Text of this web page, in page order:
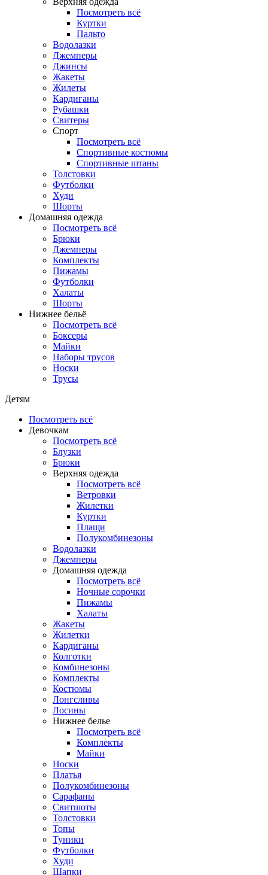
Посмотреть всё
Куртки
Пальто
Водолазки
Джемперы
Джинсы
Жакеты
Жилеты
Кардиганы
Рубашки
Свитеры
Спорт
Посмотреть всё
Спортивные костюмы
Спортивные штаны
Толстовки
Футболки
Худи
Шорты
Домашняя одежда
Посмотреть всё
Брюки
Джемперы
Комплекты
Пижамы
Футболки
Халаты
Шорты
Нижнее бельё
Посмотреть всё
Боксеры
Майки
Наборы трусов
Носки
Трусы
Детям
Посмотреть всё
Девочкам
Посмотреть всё
Блузки
Брюки
Верхняя одежда
Посмотреть всё
Ветровки
Жилетки
Куртки
Плащи
Полукомбинезоны
Водолазки
Джемперы
Домашняя одежда
Посмотреть всё
Ночные сорочки
Пижамы
Халаты
Жакеты
Жилетки
Кардиганы
Колготки
Комбинезоны
Комплекты
Костюмы
Лонгсливы
Лосины
Нижнее белье
Посмотреть всё
Комплекты
Майки
Носки
Платья
Полукомбинезоны
Сарафаны
Свитшоты
Толстовки
Топы
Туники
Футболки
Худи
Шапки